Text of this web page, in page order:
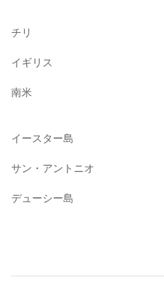
チリ
イギリス
南米
イースター島
サン・アントニオ
デューシー島